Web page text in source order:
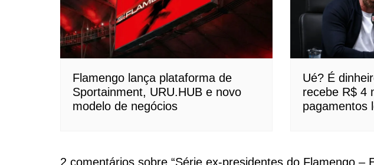
Flamengo lança plataforma de
Sportainment, URU.HUB e novo
modelo de negócios
Ué? É
recebe R$ 4
pagamentos
2 comentários sobre “Série ex-presidentes do Flamengo –